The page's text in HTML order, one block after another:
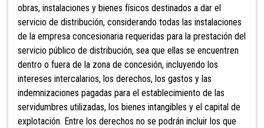
obras, instalaciones y bienes físicos destinados a dar el
servicio de distribución, considerando todas las instalaciones
de la empresa concesionaria requeridas para la prestación del
servicio público de distribución, sea que ellas se encuentren
dentro o fuera de la zona de concesión, incluyendo los
intereses intercalarios, los derechos, los gastos y las
indemnizaciones pagadas para el establecimiento de las
servidumbres utilizadas, los bienes intangibles y el capital de
explotación. Entre los derechos no se podrán incluir los que